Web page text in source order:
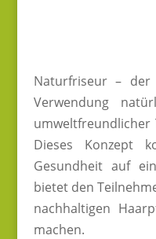
Naturfriseur –
Verwendung
umweltfreundlicher
Dieses Konzept
Gesundheit auf
bietet den
nachhaltigen
machen.